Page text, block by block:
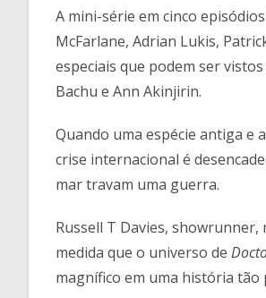
A mini-série em cinco
McFarlane, Adrian Lukis,
especiais que podem ser
Bachu e Ann Akinjirin.
Quando uma espécie antiga e
crise internacional é
mar travam uma guerra.
Russell T Davies,
medida que o universo de
magnífico em uma história tão